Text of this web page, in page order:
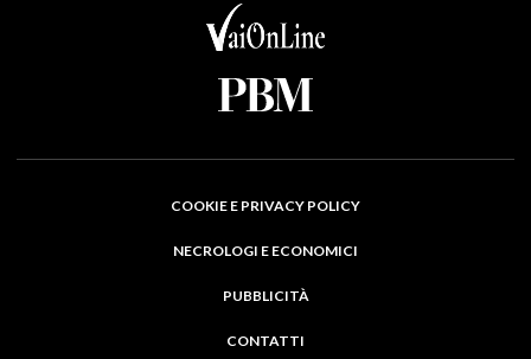
COOKIE E PRIVACY POLICY
NECROLOGI E ECONOMICI
PUBBLICITÀ
CONTATTI